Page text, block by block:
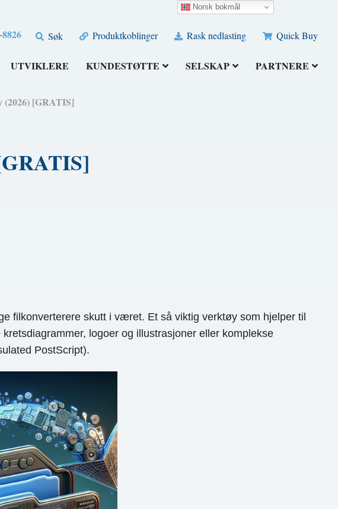
Søk Produktkoblinger Rask nedlasting Quick Buy
UTVIKLERE KUNDESTØTTE SELSKAP PARTNERE
(2026) [GRATIS]
filkonverterere skutt i været. Et så viktig verktøy som hjelper til
logoer og illustrasjoner eller komplekse
PostScript).
Norsk bokmål